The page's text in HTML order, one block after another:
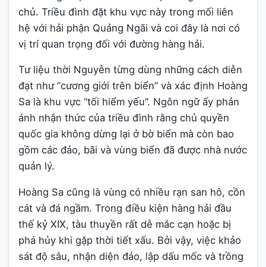
chủ. Triều đình đặt khu vực này trong mối liên
hệ với hải phận Quảng Ngãi và coi đây là nơi có
vị trí quan trọng đối với đường hàng hải.
Tư liệu thời Nguyễn từng dùng những cách diễn
đạt như “cương giới trên biển” và xác định Hoàng
Sa là khu vực “tối hiểm yếu”. Ngôn ngữ ấy phản
ánh nhận thức của triều đình rằng chủ quyền
quốc gia không dừng lại ở bờ biển mà còn bao
gồm các đảo, bãi và vùng biển đã được nhà nước
quản lý.
Hoàng Sa cũng là vùng có nhiều rạn san hô, cồn
cát và đá ngầm. Trong điều kiện hàng hải đầu
thế kỷ XIX, tàu thuyền rất dễ mắc cạn hoặc bị
phá hủy khi gặp thời tiết xấu. Bởi vậy, việc khảo
sát độ sâu, nhận diện đảo, lập dấu mốc và trồng